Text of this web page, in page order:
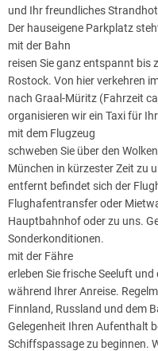
und Ihr freundliches
Der hauseigene Parkplatz
mit der Bahn
reisen Sie ganz entspannt
Rostock. Von hier verkehren
nach Graal-Müritz (Fahrzeit
organisieren wir ein Taxi für
mit dem Flugzeug
schweben Sie über den
München in kürzester Zeit zu
entfernt befindet sich der
Flughafentransfer oder
Hauptbahnhof oder zu uns.
Sonderkonditionen.
mit der Fähre
erleben Sie frische Seeluft
während Ihrer Anreise.
Finnland, Russland und dem
Gelegenheit Ihren Aufenthalt
Schiffspassage zu beginnen.